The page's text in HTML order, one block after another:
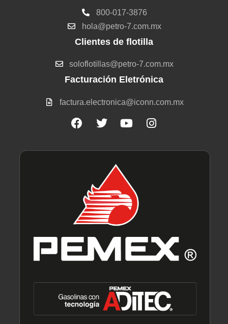
800-017-3876
hola@petro-7.com.mx
Clientes de flotilla
soloflotillas@petro-7.com.mx
Facturación Eletrónica
factura.electronica@iconn.com.mx
Facebook
TwitterYoutubeInstagram